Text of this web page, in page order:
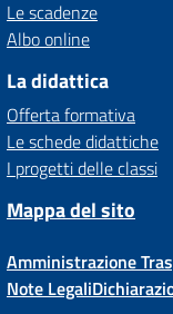
Le scadenze
Albo online
La didattica
Offerta formativa
Le schede didattiche
I progetti delle classi
Mappa del sito
Amministrazione
Note Legali